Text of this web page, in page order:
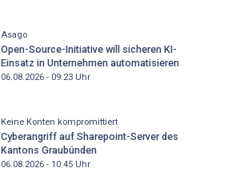
Asago
Open-Source-Initiative will sicheren KI-
Einsatz in Unternehmen automatisieren
06.08.2026 - 09:23Uhr
Keine Konten kompromittiert
Cyberangriff auf Sharepoint-Server des
Kantons Graubünden
06.08.2026 - 10:45Uhr